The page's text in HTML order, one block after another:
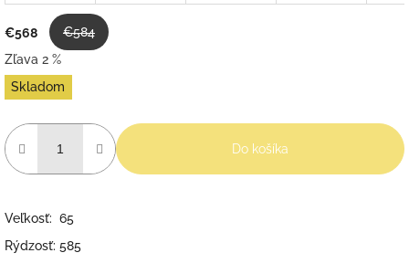
€568
€584
Zľava 2 %
Jednotková
cena:
Skladom
Do košíka
Veľkosť: 65
Rýdzosť: 585